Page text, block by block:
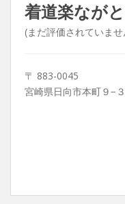
着道楽ながと
(まだ評価されていませ
〒 883-0045
宮崎県日向市本町９−